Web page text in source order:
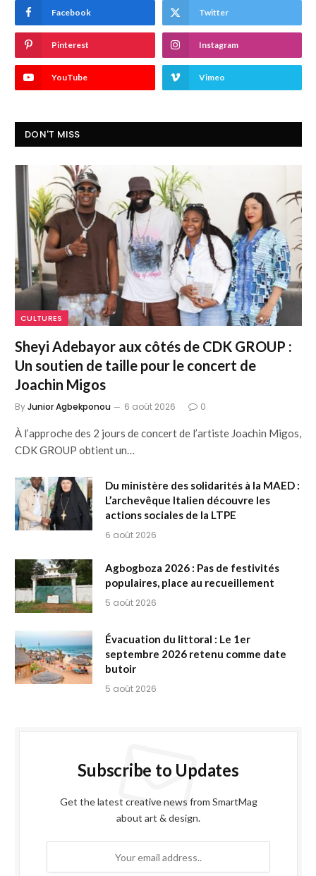
Facebook Twitter
Pinterest Instagram
YouTube Vimeo
DON'T MISS
CULTURES
Sheyi Adebayor aux côtés de CDK GROUP :
Un soutien de taille pour le concert de
Joachin Migos
ByJunior Agbekponou 6 août 2026 0
À l’approche des 2 jours de concert de l’artiste Joachin Migos,
CDK GROUP obtient un…
Du ministère des solidarités à la MAED :
L’archevêque Italien découvre les
actions sociales de la LTPE
6 août 2026
Agbogboza 2026 : Pas de festivités
populaires, place au recueillement
5 août 2026
Évacuation du littoral : Le 1er
septembre 2026 retenu comme date
butoir
5 août 2026
Subscribe to Updates
Get the latest creative news from SmartMag
about art & design.